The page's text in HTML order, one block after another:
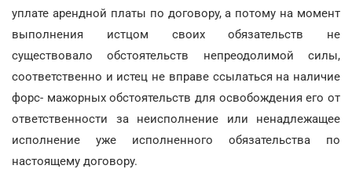
уплате арендной платы по договору, а потому на момент
выполнения истцом своих обязательств не
существовало обстоятельств непреодолимой силы,
соответственно и истец не вправе ссылаться на наличие
форс- мажорных обстоятельств для освобождения его от
ответственности за неисполнение или ненадлежащее
исполнение уже исполненного обязательства по
настоящему договору.